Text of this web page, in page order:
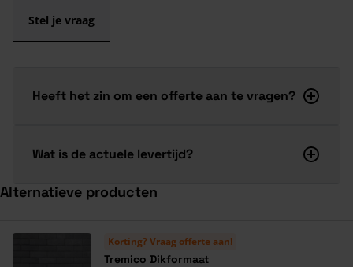
Stel je vraag
Heeft het zin om een offerte aan te vragen?
Wat is de actuele levertijd?
Alternatieve producten
Korting? Vraag offerte aan!
Tremico Dikformaat